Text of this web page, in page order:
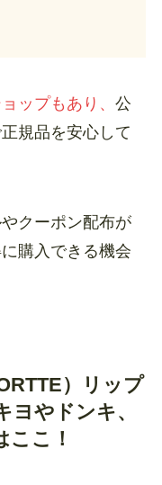
ップもあり、 公
規品を安心して
クーポン配布が
購入できる機会
）リップ
ヨやドンキ、
ここ！